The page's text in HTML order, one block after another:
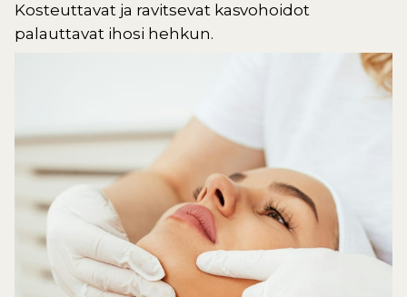
Kosteuttavat ja ravitsevat kasvohoidot
palauttavat ihosi hehkun.